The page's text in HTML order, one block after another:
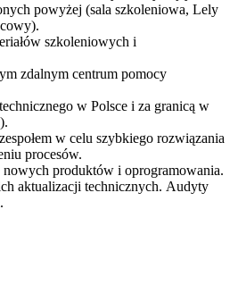
powyżej (sala szkoleniowa, Lely
szkoleniowych i
zdalnym centrum pomocy
w Polsce i za granicą w
w celu szybkiego rozwiązania
procesów.
produktów i oprogramowania.
aktualizacji technicznych. Audyty